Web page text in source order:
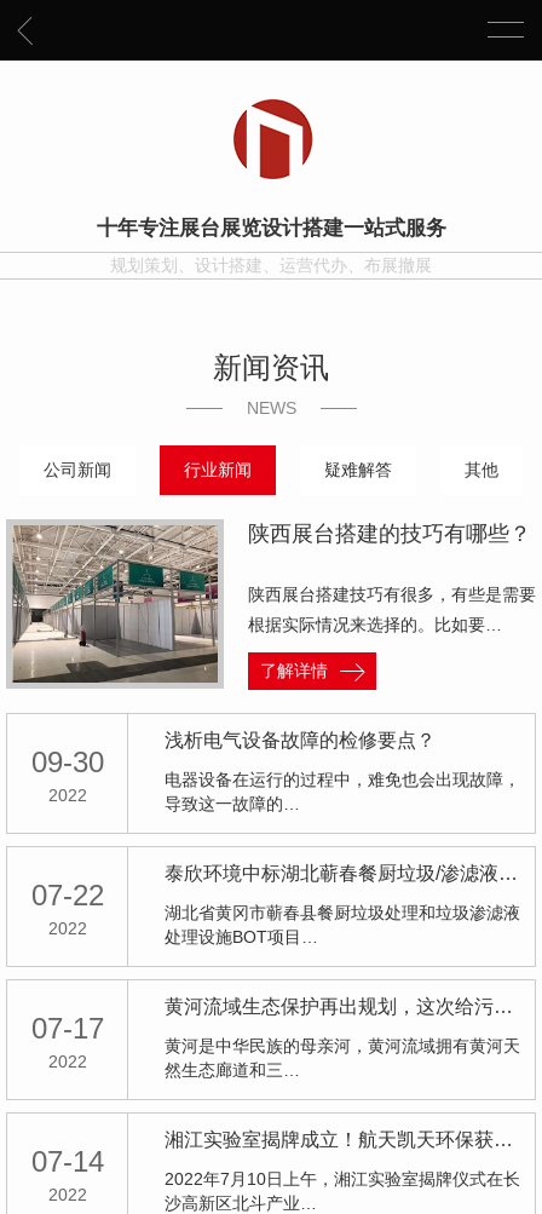
十年专注展台展览设计搭建一站式服务
规划策划、设计搭建、运营代办、布展撤展
新闻资讯
NEWS
公司新闻 行业新闻 疑难解答 其他
陕西展台搭建的技巧有哪些？
陕西展台搭建技巧有很多，有些是需要
根据实际情况来选择的。比如要…
了解详情
09-30
2022
浅析电气设备故障的检修要点？
电器设备在运行的过程中，难免也会出现故障，
导致这一故障的…
07-22
2022
泰欣环境中标湖北蕲春餐厨垃圾/渗滤液处理BOT项目
湖北省黄冈市蕲春县餐厨垃圾处理和垃圾渗滤液
处理设施BOT项目…
07-17
2022
黄河流域生态保护再出规划，这次给污水、固废处理带来哪些机会？
黄河是中华民族的母亲河，黄河流域拥有黄河天
然生态廊道和三…
07-14
2022
湘江实验室揭牌成立！航天凯天环保获湘江实验室创新中心授牌
2022年7月10日上午，湘江实验室揭牌仪式在长
沙高新区北斗产业…